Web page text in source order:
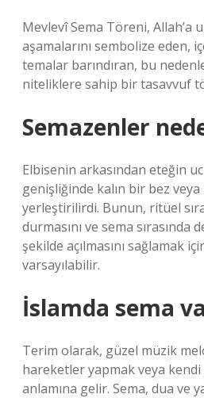
Mevlevî Sema Töreni, Allah’a
aşamalarını sembolize eden,
temalar barındıran, bu
niteliklere sahip bir tasavvuf
Semazenler
Elbisenin arkasından eteğin
genişliğinde kalın bir bez veya
yerleştirilirdi. Bunun, ritüel
durmasını ve sema sırasında
şekilde açılmasını sağlamak
varsayılabilir.
İslamda sema
Terim olarak, güzel müzik
hareketler yapmak veya
anlamına gelir. Sema, dua ve